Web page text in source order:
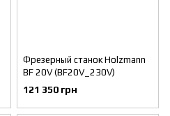
Фрезерный станок Holzmann
BF 20V (BF20V_230V)
121 350 грн